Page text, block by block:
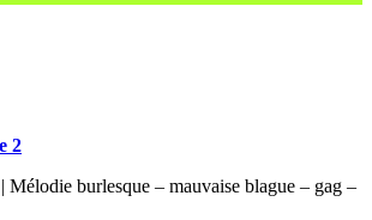
2
Mélodie burlesque – mauvaise blague – gag –